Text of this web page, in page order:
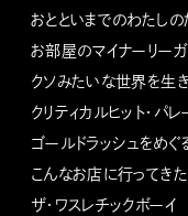
おとといまでのわたし
お部屋のマイナーリー
クソみたいな世界を生
クリティカルヒット・パレ
ゴールドラッシュをめぐ
こんなお店に行ってきた
ザ・ワスレチックボーイ